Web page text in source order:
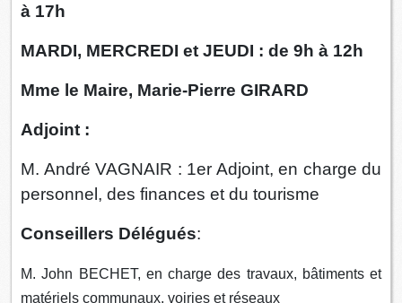
à 17h
MARDI, MERCREDI et JEUDI : de 9h à 12h
Mme le Maire, Marie-Pierre GIRARD
Adjoint :
M. André VAGNAIR : 1er Adjoint, en charge du
personnel, des finances et du tourisme
Conseillers Délégués:
M. John BECHET, en charge des travaux, bâtiments et
matériels communaux, voiries et réseaux